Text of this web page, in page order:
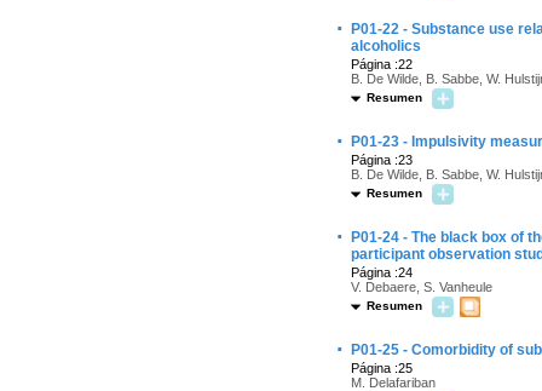
·
P01-22 - Substance use
alcoholics
Página :22
B. De Wilde, B. Sabbe, W.
Resumen
· P01-23 - Impulsivity
Página :23
B. De Wilde, B. Sabbe, W.
Resumen
·
P01-24 - The black box of
participant observation
Página :24
V. Debaere, S. Vanheule
Resumen
· P01-25 - Comorbidity of
Página :25
M. Delafariban